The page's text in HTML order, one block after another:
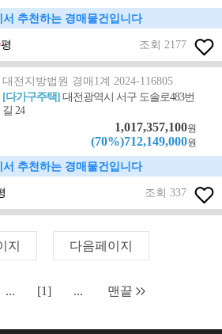
서 추천하는 경매물건입니다
평 조회 2177
대전지방법원 경매1계 2024-116805
[다가구주택]대전광역시 서구 도솔로483번
길 24
1,017,357,100원
(70%)712,149,000원
서 추천하는 경매물건입니다
조회 337
지 다음페이지
... [1] ... 맨끝